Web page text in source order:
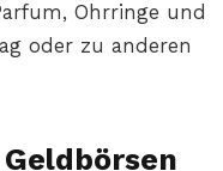
Ohrringe und
oder zu anderen